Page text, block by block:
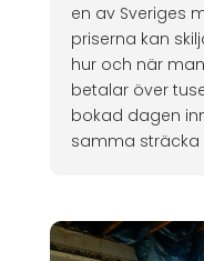
en av Sveriges
priserna kan
hur och när
betalar över
bokad dagen
samma sträcka